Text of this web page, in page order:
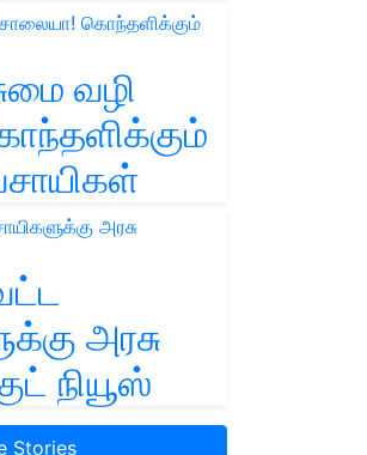
வழி
அரசு
நியூஸ்
Stories